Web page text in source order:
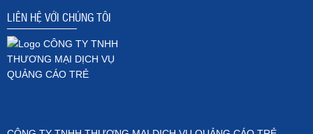
LIÊN HỆ VỚI CHÚNG TÔI